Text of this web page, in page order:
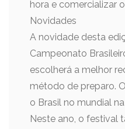
hora e comercializar
Novidades
A novidade desta
Campeonato
escolherá a melhor
método de preparo.
o Brasil no mundial
Neste ano, o festival